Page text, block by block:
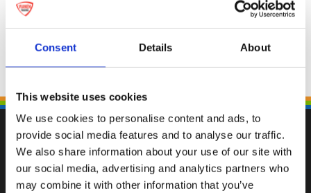
Consent Details About
This website uses cookies
We use cookies to personalise content and ads, to
provide social media features and to analyse our traffic.
We also share information about your use of our site with
our social media, advertising and analytics partners who
may combine it with other information that you’ve
Val op met een unieke